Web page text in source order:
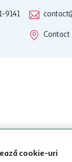
9141
Contact
cookie-uri